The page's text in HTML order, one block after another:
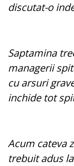
discutat-o
Saptamina
managerii
cu arsuri
inchide tot
Acum cateva
trebuit adus